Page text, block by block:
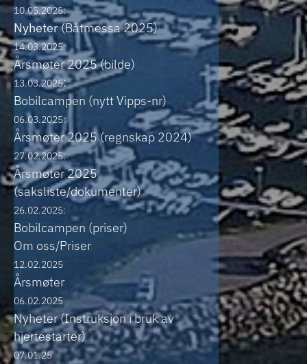
10.05.2025:
Nyheter(Båtmessa 2025)
14.03.2025:
Årsmøter 2025 (bilde)
13.03.2025:
Bobilcampen (nytt Vipps-nr)
06.03.2025:
Årsmøter 2025 (regnskap 2024)
27.02.2025:
Årsmøter 2025
(saksliste/dokumenter)
26.02.2025:
Bobilcampen (priser)
Om oss/Priser
12.02.2025
Årsmøter
06.02.2025
Nyheter (Instruksjon i bruk av
hjertestarter)
07.01.25